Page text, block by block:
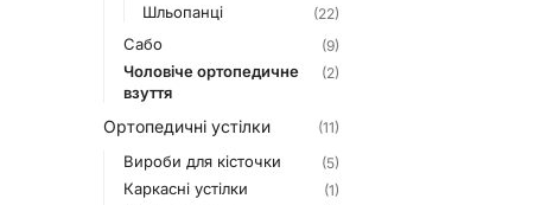
Шльопанці (22)
Сабо (9)
Чоловіче ортопедичне
взуття
(2)
Ортопедичні устілки (11)
Вироби для кісточки (5)
Каркасні устілки (1)